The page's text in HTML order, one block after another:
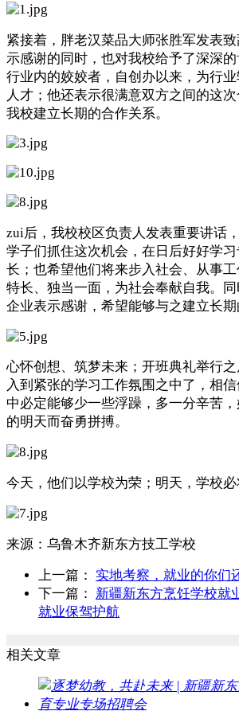
紧接着， 胖老汉菜品大师张胜军发表
示感谢的同时，也对我校给予了深深
行业内的姣姣者，自创办以来，为行
人才；他还表示很满意双方之间的这
我校建立长期的合作关系。
zui后，我校校区负责人发表重要讲话
学子们抓住这次机会，在日后好好学
长；也希望他们将来步入社会、从事
特长、独当一面，为社会奉献自我。
企业表示感谢，希望能够与之建立长期
心怀创想、筑梦未来；开班典礼举行
入到紧张的学习工作氛围之中了，相
中必定能够少一些浮躁，多一分辛苦
的明天而奋勇拼搏。
今天，他们以学校为荣；明天，学校必
来源： 乌鲁木齐新东方技工学校
上一篇： 实地考察，就业的你们
下一篇： 新疆新东方烹饪学校就
就业保驾护航
相关文章